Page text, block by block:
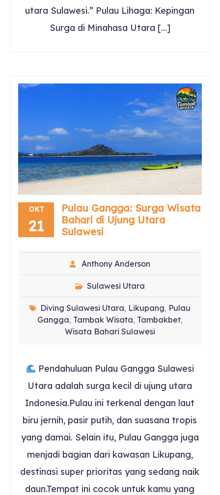
utara Sulawesi.” Pulau Lihaga: Kepingan
Surga di Minahasa Utara […]
OKT
21
Pulau Gangga: Surga Wisata
Bahari di Ujung Utara
Sulawesi
Anthony Anderson
Sulawesi Utara
Diving Sulawesi Utara, Likupang, Pulau
Gangga, Tambak Wisata, Tambakbet,
Wisata Bahari Sulawesi
Pendahuluan Pulau Gangga Sulawesi
Utara adalah surga kecil di ujung utara
Indonesia.Pulau ini terkenal dengan laut
biru jernih, pasir putih, dan suasana tropis
yang damai. Selain itu, Pulau Gangga juga
menjadi bagian dari kawasan Likupang,
destinasi super prioritas yang sedang naik
daun.Tempat ini cocok untuk kamu yang